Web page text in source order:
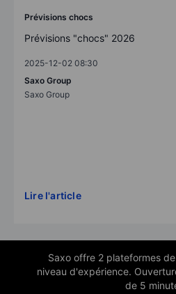
Prévisions chocs
Prévisions "chocs" 2026
2025-12-02 08:30
Saxo Group
Saxo Group
Lire l'article
Saxo offre 2 plateformes
niveau d'expérience.
de 5